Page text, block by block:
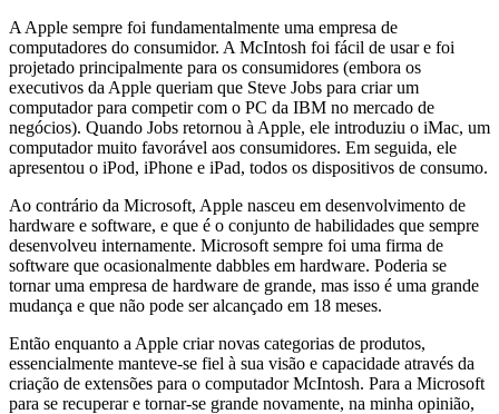
A Apple sempre foi fundamentalmente uma empresa de
computadores do consumidor. A McIntosh foi fácil de usar e foi
projetado principalmente para os consumidores (embora os
executivos da Apple queriam que Steve Jobs para criar um
computador para competir com o PC da IBM no mercado de
negócios). Quando Jobs retornou à Apple, ele introduziu o iMac, um
computador muito favorável aos consumidores. Em seguida, ele
apresentou o iPod, iPhone e iPad, todos os dispositivos de consumo.
Ao contrário da Microsoft, Apple nasceu em desenvolvimento de
hardware e software, e que é o conjunto de habilidades que sempre
desenvolveu internamente. Microsoft sempre foi uma firma de
software que ocasionalmente dabbles em hardware. Poderia se
tornar uma empresa de hardware de grande, mas isso é uma grande
mudança e que não pode ser alcançado em 18 meses.
Então enquanto a Apple criar novas categorias de produtos,
essencialmente manteve-se fiel à sua visão e capacidade através da
criação de extensões para o computador McIntosh. Para a Microsoft
para se recuperar e tornar-se grande novamente, na minha opinião,